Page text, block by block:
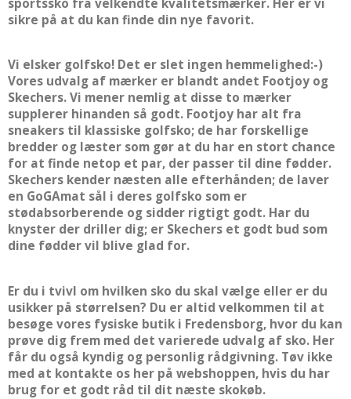
sportssko fra velkendte kvalitetsmærker. Her er vi
sikre på at du kan finde din nye favorit.
Vi elsker golfsko! Det er slet ingen hemmelighed:-)
Vores udvalg af mærker er blandt andet Footjoy og
Skechers. Vi mener nemlig at disse to mærker
supplerer hinanden så godt. Footjoy har alt fra
sneakers til klassiske golfsko; de har forskellige
bredder og læster som gør at du har en stort chance
for at finde netop et par, der passer til dine fødder.
Skechers kender næsten alle efterhånden; de laver
en GoGAmat sål i deres golfsko som er
stødabsorberende og sidder rigtigt godt. Har du
knyster der driller dig; er Skechers et godt bud som
dine fødder vil blive glad for.
Er du i tvivl om hvilken sko du skal vælge eller er du
usikker på størrelsen? Du er altid velkommen til at
besøge vores fysiske butik i Fredensborg, hvor du kan
prøve dig frem med det varierede udvalg af sko. Her
får du også kyndig og personlig rådgivning. Tøv ikke
med at kontakte os her på webshoppen, hvis du har
brug for et godt råd til dit næste skokøb.